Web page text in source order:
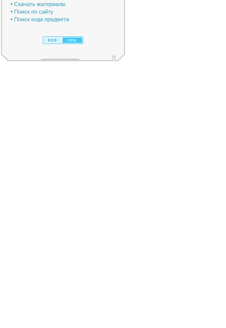
· Скачать материалы
· Поиск по сайту
· Поиск кода предмета